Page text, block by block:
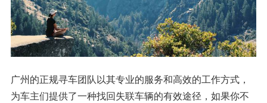
广州的正规寻车团队以其专业的服务和高效的工作方式，
为车主们提供了一种找回失联车辆的有效途径，如果你不